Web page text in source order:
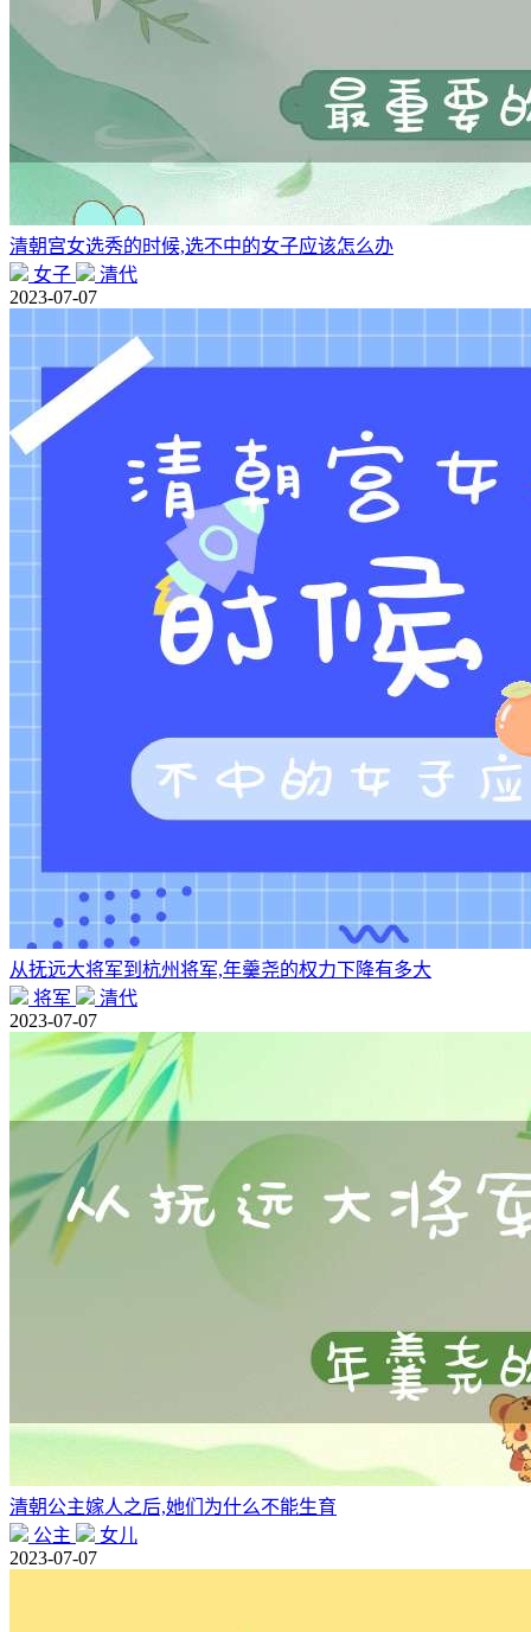
清朝宫女选秀的时候,选不中的女子应该怎么办
女子
清代
2023-07-07
从抚远大将军到杭州将军,年羹尧的权力下降有多大
将军
清代
2023-07-07
清朝公主嫁人之后,她们为什么不能生育
公主
女儿
2023-07-07